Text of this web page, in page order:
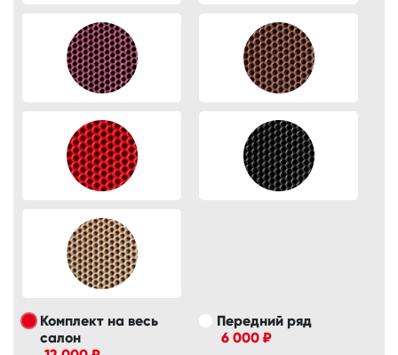
Комплект на весь
салон
Передний ряд
6 000 ₽